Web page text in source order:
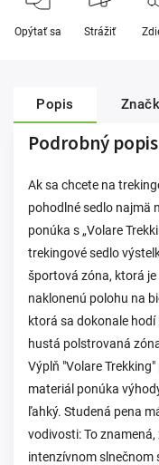
Opýtať sa Strážiť
Popis
Podrobný popis
Ak sa chcete na
pohodlné sedlo najmä
ponúka s „Volare
trekingové sedlo
športová zóna, ktorá
naklonenú polohu na
ktorá sa dokonale
hustá polstrovaná
Výplň "Volare
materiál ponúka
ľahký. Studená pena
vodivosti: To
intenzívnom slnečnom